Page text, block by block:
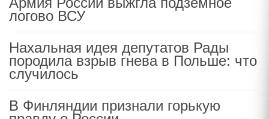
логово ВСУ
Нахальная идея депутатов Рады
породила взрыв гнева в Польше: что
случилось
В Финляндии признали горькую